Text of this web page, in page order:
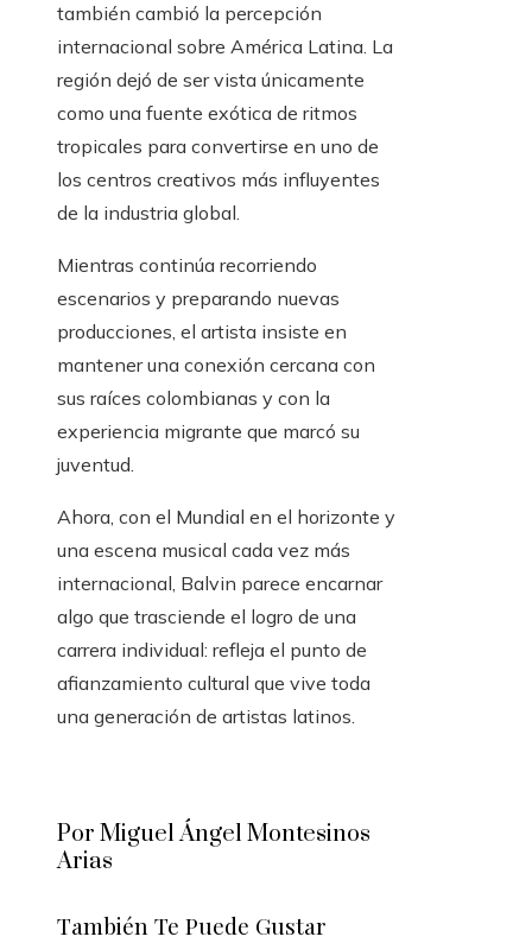
también cambió la percepción
internacional sobre América Latina. La
región dejó de ser vista únicamente
como una fuente exótica de ritmos
tropicales para convertirse en uno de
los centros creativos más influyentes
de la industria global.
Mientras continúa recorriendo
escenarios y preparando nuevas
producciones, el artista insiste en
mantener una conexión cercana con
sus raíces colombianas y con la
experiencia migrante que marcó su
juventud.
Ahora, con el Mundial en el horizonte y
una escena musical cada vez más
internacional, Balvin parece encarnar
algo que trasciende el logro de una
carrera individual: refleja el punto de
afianzamiento cultural que vive toda
una generación de artistas latinos.
Por Miguel Ángel Montesinos
Arias
También Te Puede Gustar